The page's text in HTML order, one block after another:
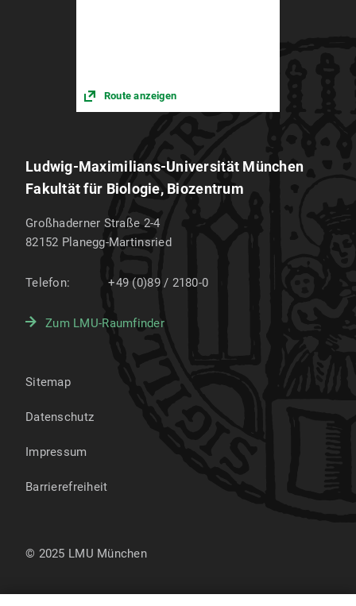
Route anzeigen
Ludwig-Maximilians-Universität München
Fakultät für Biologie, Biozentrum
Großhaderner Straße 2-4
82152 Planegg-Martinsried
Telefon: +49 (0)89 / 2180-0
Zum LMU-Raumfinder
Sitemap
Datenschutz
Impressum
Barrierefreiheit
© 2025 LMU München